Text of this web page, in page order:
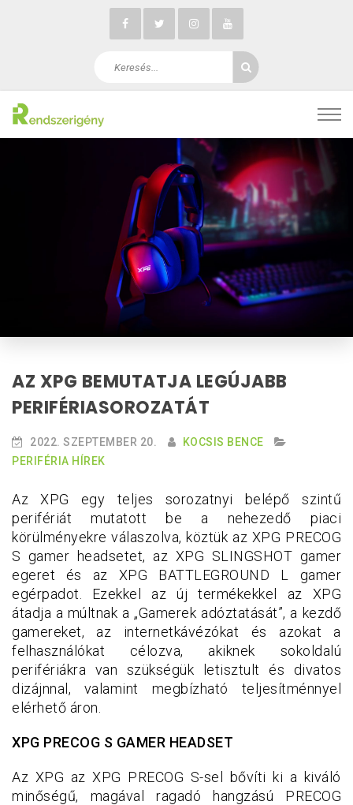
AZ XPG BEMUTATJA LEGÚJABB
PERIFÉRIASOROZATÁT
2022. SZEPTEMBER 20.
KOCSIS BENCE
PERIFÉRIA HÍREK
Az XPG egy teljes sorozatnyi belépő szintű
perifériát mutatott be a nehezedő piaci
körülményekre válaszolva, köztük az XPG PRECOG
S gamer headsetet, az XPG SLINGSHOT gamer
egeret és az XPG BATTLEGROUND L gamer
egérpadot. Ezekkel az új termékekkel az XPG
átadja a múltnak a „Gamerek adóztatását”, a kezdő
gamereket, az internetkávézókat és azokat a
felhasználókat célozva, akiknek sokoldalú
perifériákra van szükségük letisztult és divatos
dizájnnal, valamint megbízható teljesítménnyel
elérhető áron.
XPG PRECOG S GAMER HEADSET
Az XPG az XPG PRECOG S-sel bővíti ki a kiváló
minőségű, magával ragadó hangzású PRECOG